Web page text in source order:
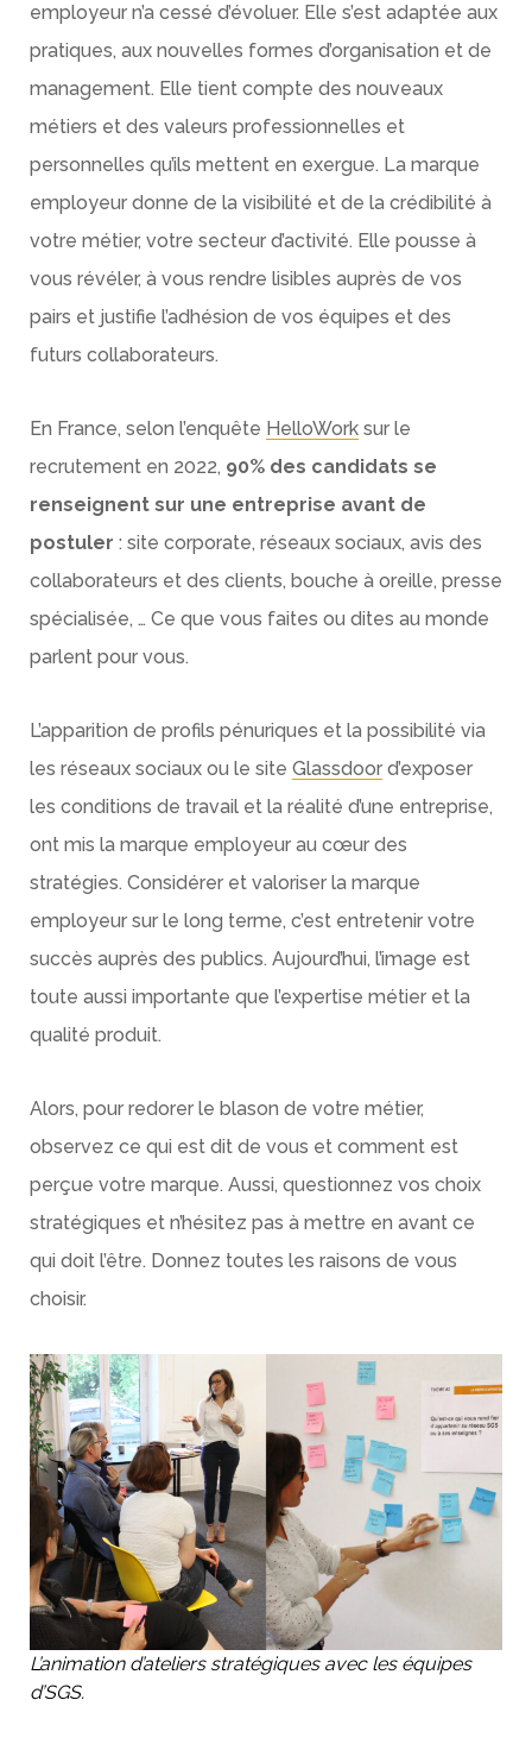
employeur n’a cessé d’évoluer. Elle s’est adaptée aux
pratiques, aux nouvelles formes d’organisation et de
management. Elle tient compte des nouveaux
métiers et des valeurs professionnelles et
personnelles qu’ils mettent en exergue. La marque
employeur donne de la visibilité et de la crédibilité à
votre métier, votre secteur d’activité. Elle pousse à
vous révéler, à vous rendre lisibles auprès de vos
pairs et justifie l’adhésion de vos équipes et des
futurs collaborateurs.
En France, selon l’enquête HelloWork sur le
recrutement en 2022, 90% des candidats se
renseignent sur une entreprise avant de
postuler : site corporate, réseaux sociaux, avis des
collaborateurs et des clients, bouche à oreille, presse
spécialisée, … Ce que vous faites ou dites au monde
parlent pour vous.
L’apparition de profils pénuriques et la possibilité via
les réseaux sociaux ou le site Glassdoor d’exposer
les conditions de travail et la réalité d’une entreprise,
ont mis la marque employeur au cœur des
stratégies. Considérer et valoriser la marque
employeur sur le long terme, c’est entretenir votre
succès auprès des publics. Aujourd’hui, l’image est
toute aussi importante que l’expertise métier et la
qualité produit.
Alors, pour redorer le blason de votre métier,
observez ce qui est dit de vous et comment est
perçue votre marque. Aussi, questionnez vos choix
stratégiques et n’hésitez pas à mettre en avant ce
qui doit l’être. Donnez toutes les raisons de vous
choisir.
L’animation d’ateliers stratégiques avec les équipes
d’SGS.